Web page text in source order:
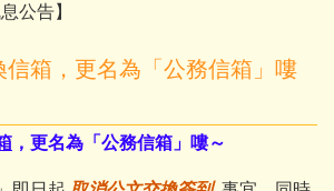
公告】
信箱，更名為「公務信箱」嘍
，更名為「公務信箱 」嘍～